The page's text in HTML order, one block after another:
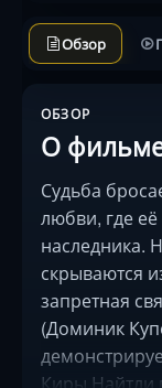
Обзор
ОБЗОР
О
Судьба
любви, где
наследника.
скрываются
запретная
(Доминик